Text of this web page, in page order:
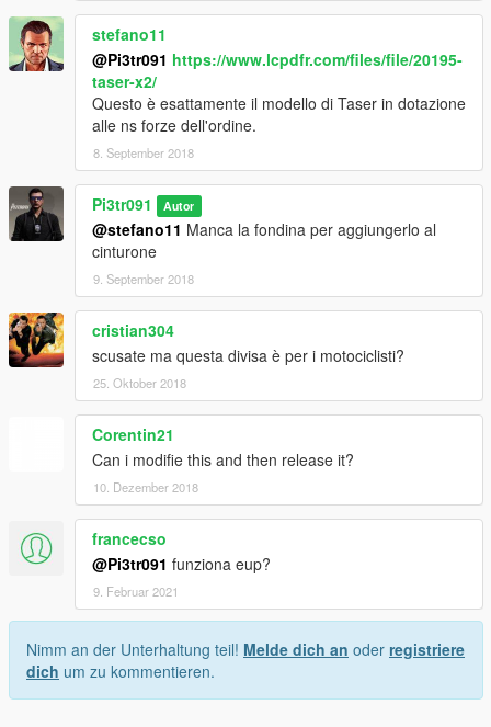
stefano11
@Pi3tr091 https://www.lcpdfr.com/files/file/20195-
taser-x2/
Questo è esattamente il modello di Taser in dotazione
alle ns forze dell'ordine.
8. September 2018
Pi3tr091 Autor
@stefano11 Manca la fondina per aggiungerlo al
cinturone
9. September 2018
cristian304
scusate ma questa divisa è per i motociclisti?
25. Oktober 2018
Corentin21
Can i modifie this and then release it?
10. Dezember 2018
francecso
@Pi3tr091 funziona eup?
9. Februar 2021
Nimm an der Unterhaltung teil! Melde dich an oder registriere
dich um zu kommentieren.